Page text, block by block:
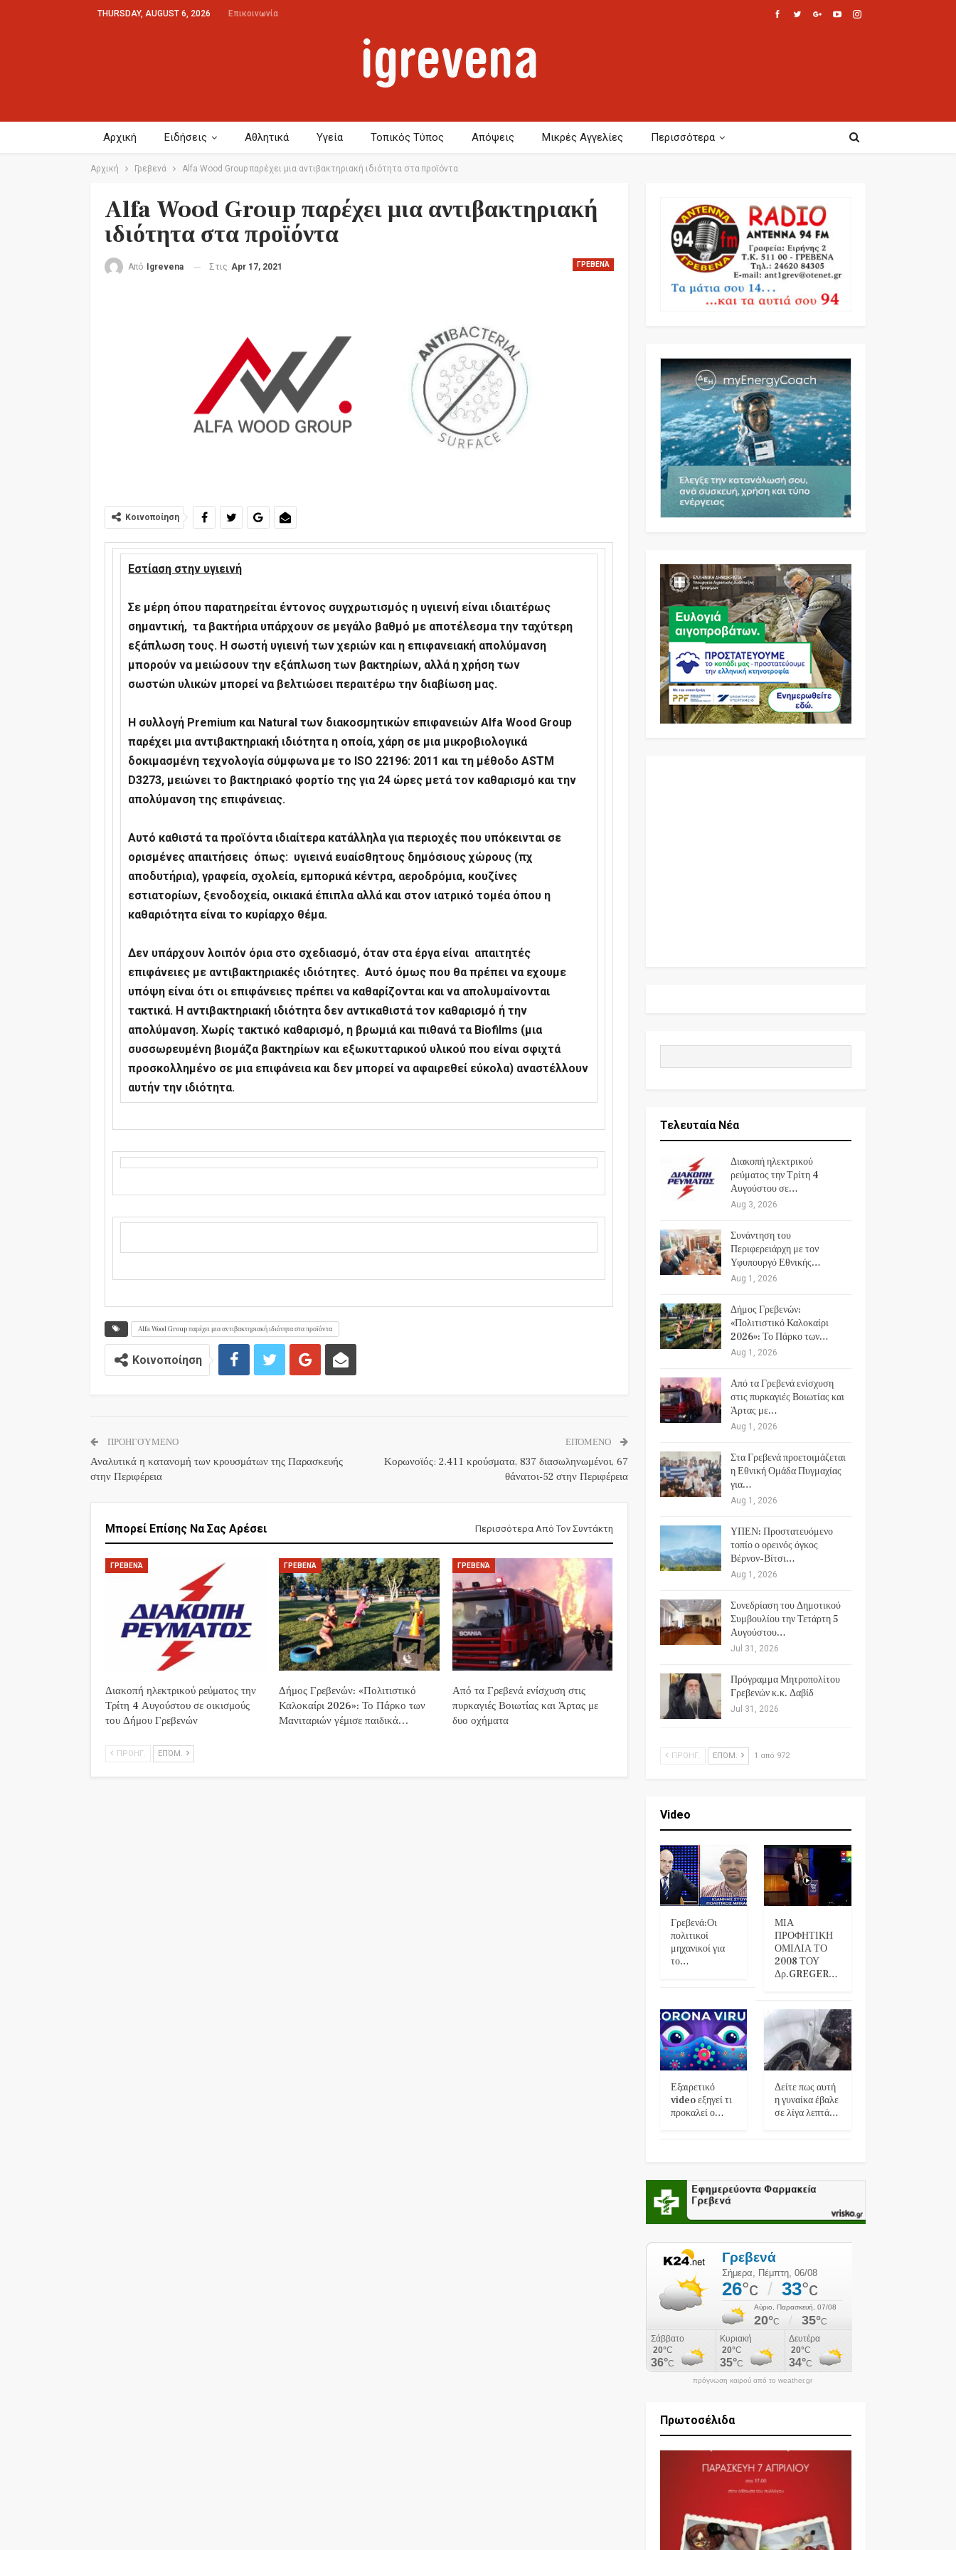
THURSDAY, AUGUST 6, 2026 Επικοινωνία
Αρχική Ειδήσεις Αθλητικά Υγεία Τοπικός Τύπος Απόψεις Μικρές Αγγελίες Περισσότερα
Αρχική Γρεβενά Alfa Wood Group παρέχει μια αντιβακτηριακή ιδιότητα στα προϊόντα
Alfa Wood Group παρέχει μια αντιβακτηριακή
ιδιότητα στα προϊόντα
ΓΡΕΒΕΝΆ
Από Igrevena Στις Apr 17, 2021
Κοινοποίηση
Εστίαση στην υγιεινή
Σε μέρη όπου παρατηρείται έντονος συγχρωτισμός η υγιεινή είναι ιδιαιτέρως
σημαντική, τα βακτήρια υπάρχουν σε μεγάλο βαθμό με αποτέλεσμα την ταχύτερη
εξάπλωση τους. Η σωστή υγιεινή των χεριών και η επιφανειακή απολύμανση
μπορούν να μειώσουν την εξάπλωση των βακτηρίων, αλλά η χρήση των
σωστώn υλικών μπορεί να βελτιώσει περαιτέρω την διαβίωση μας.
Η συλλογή Premium και Natural των διακοσμητικών επιφανειώνAlfa Wood Group
παρέχει μια αντιβακτηριακή ιδιότητα η οποία, χάρη σε μια μικροβιολογικά
δοκιμασμένη τεχνολογία σύμφωνα με το ISO 22196: 2011 και τη μέθοδοASTM
D3273, μειώνει το βακτηριακό φορτίο της για 24 ώρες μετά τον καθαρισμό και την
απολύμανση της επιφάνειας.
Αυτό καθιστά τα προϊόντα ιδιαίτερα κατάλληλα για περιοχές που υπόκεινται σε
ορισμένες απαιτήσεις όπως: υγιεινά ευαίσθητους δημόσιους χώρους (πχ
αποδυτήρια), γραφεία, σχολεία, εμπορικά κέντρα, αεροδρόμια, κουζίνες
εστιατορίων, ξενοδοχεία, οικιακά έπιπλα αλλά και στον ιατρικό τομέα όπου η
καθαριότητα είναι το κυρίαρχο θέμα.
Δεν υπάρχουν λοιπόν όρια στο σχεδιασμό, όταν στα έργα είναι απαιτητές
επιφάνειες με αντιβακτηριακές ιδιότητες. Αυτό όμως που θα πρέπει να εχουμε
υπόψη είναι ότι οι επιφάνειες πρέπει να καθαρίζονται και να απολυμαίνονται
τακτικά. Η αντιβακτηριακή ιδιότητα δεν αντικαθιστά τον καθαρισμό ή την
απολύμανση. Χωρίς τακτικό καθαρισμό, η βρωμιά και πιθανά τα Biofilms (μια
συσσωρευμένη βιομάζα βακτηρίων και εξωκυτταρικού υλικού που είναι σφιχτά
προσκολλημένο σε μια επιφάνεια και δεν μπορεί να αφαιρεθεί εύκολα) αναστέλλουν
αυτήν την ιδιότητα.
Alfa Wood Group παρέχει μια αντιβακτηριακή ιδιότητα στα προϊόντα
Κοινοποίηση
ΠΡΟΗΓΟΎΜΕΝΟ
Αναλυτικά η κατανομή των κρουσμάτων της Παρασκευής
στην Περιφέρεια
ΕΠΌΜΕΝΟ
Κορωνοϊός: 2.411 κρούσματα, 837 διασωληνωμένοι, 67
θάνατοι-52 στην Περιφέρεια
Μπορεί Επίσης Να Σας Αρέσει Περισσότερα Από Τον Συντάκτη
ΓΡΕΒΕΝΆ
Διακοπή ηλεκτρικού ρεύματος την
Τρίτη 4 Αυγούστου σε οικισμούς
του Δήμου Γρεβενών
ΓΡΕΒΕΝΆ
Δήμος Γρεβενών: «Πολιτιστικό
Καλοκαίρι 2026»: Το Πάρκο των
Μανιταριών γέμισε παιδικά…
ΓΡΕΒΕΝΆ
Από τα Γρεβενά ενίσχυση στις
πυρκαγιές Βοιωτίας και Άρτας με
δυο οχήματα
ΠΡΟΗΓ. ΕΠΌΜ.
Τελευταία Νέα
Διακοπή ηλεκτρικού
ρεύματος την Τρίτη 4
Αυγούστου σε…
Aug 3, 2026
Συνάντηση του
Περιφερειάρχη με τον
Υφυπουργό Εθνικής…
Aug 1, 2026
Δήμος Γρεβενών:
«Πολιτιστικό Καλοκαίρι
2026»: Το Πάρκο των…
Aug 1, 2026
Από τα Γρεβενά ενίσχυση
στις πυρκαγιές Βοιωτίας και
Άρτας με…
Aug 1, 2026
Στα Γρεβενά προετοιμάζεται
η Εθνική Ομάδα Πυγμαχίας
για…
Aug 1, 2026
ΥΠΕΝ: Προστατευόμενο
τοπίο ο ορεινός όγκος
Βέρνον-Βίτσι…
Aug 1, 2026
Συνεδρίαση του Δημοτικού
Συμβουλίου την Τετάρτη 5
Αυγούστου…
Jul 31, 2026
Πρόγραμμα Μητροπολίτου
Γρεβενών κ.κ. Δαβίδ
Jul 31, 2026
ΠΡΟΗΓ. ΕΠΌΜ. 1 από 972
Video
Γρεβενά:Οι
πολιτικοί
μηχανικοί για
το…
ΜΙΑ
ΠΡΟΦΗΤΙΚΗ
ΟΜΙΛΙΑ ΤΟ
2008 ΤΟΥ
Δρ.GREGER…
Εξαιρετικό
video εξηγεί τι
προκαλεί ο…
Δείτε πως αυτή
η γυναίκα έβαλε
σε λίγα λεπτά…
πρόγνωση καιρού από το weather.gr
Πρωτοσέλιδα